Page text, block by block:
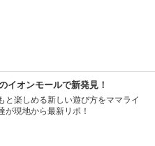
イオンモールで新発見！
と楽しめる新しい遊び方をママライ
が現地から最新リポ！